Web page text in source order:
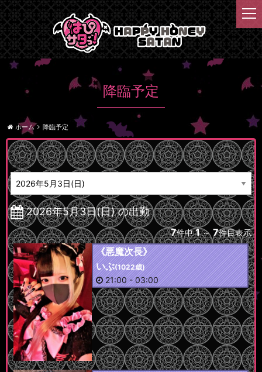
降臨予定
ホーム 降臨予定
日付
2026年5月3日(日) の出勤
7件中1～ 7件目表示
《悪魔次長》
いぶ(1022歳)
21:00-03:00
t
o
e
n
i
g
a
t
i
o
n